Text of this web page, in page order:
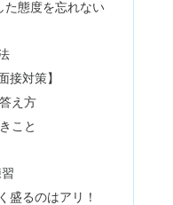
た態度を忘れない
接対策】
え方
こと
盛るのはアリ！